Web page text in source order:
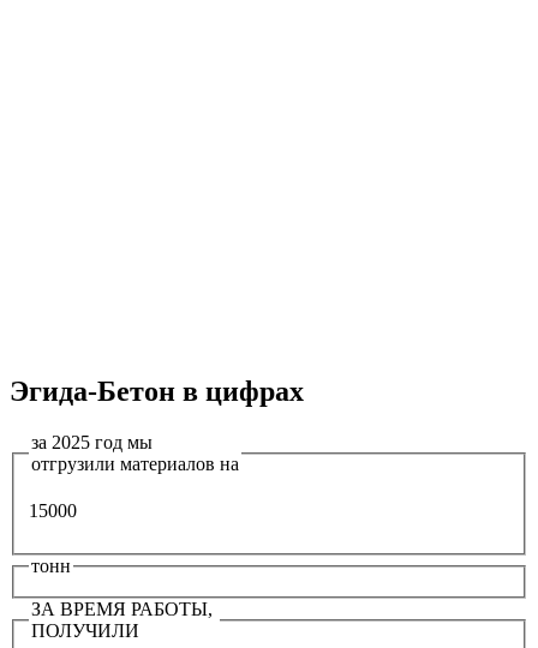
Эгида-Бетон в цифрах
за 2025 год мы
отгрузили материалов на
15000
тонн
ЗА ВРЕМЯ РАБОТЫ,
ПОЛУЧИЛИ